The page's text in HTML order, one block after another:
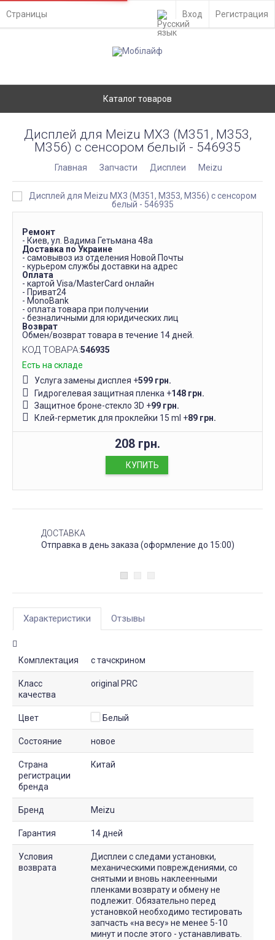
Страницы Вход Регистрация
Каталог товаров
Дисплей для Meizu MX3 (M351, M353,
M356) с сенсором белый - 546935
Главная Запчасти Дисплеи Meizu
Ремонт
- Киев, ул. Вадима Гетьмана 48а
Доставка по Украине
- самовывоз из отделения Новой Почты
- курьером службы доставки на адрес
Оплата
- картой Visa/MasterCard онлайн
- Приват24
- MonoBank
- оплата товара при получении
- безналичными для юридических лиц
Возврат
Обмен/возврат товара в течение 14 дней.
КОД ТОВАРА:546935
Есть на складе
Услуга замены дисплея +599 грн.
Гидрогелевая защитная пленка +148 грн.
Защитное броне-стекло 3D +99 грн.
Клей-герметик для проклейки 15 ml +89 грн.
208 грн.
КУПИТЬ
ДОСТАВКА
Отправка в день заказа (оформление до 15:00)
Характеристики Отзывы
Комплектация с тачскрином
Класс
качества
original PRC
Цвет Белый
Состояние новое
Страна
регистрации
бренда
Китай
Бренд Meizu
Гарантия 14 дней
Условия
возврата
Дисплеи с следами установки,
механическими повреждениями, со
снятыми и вновь наклеенными
пленками возврату и обмену не
подлежит. Обязательно перед
установкой необходимо тестировать
запчасть «на весу» не менее 5-10
минут и после этого - устанавливать.